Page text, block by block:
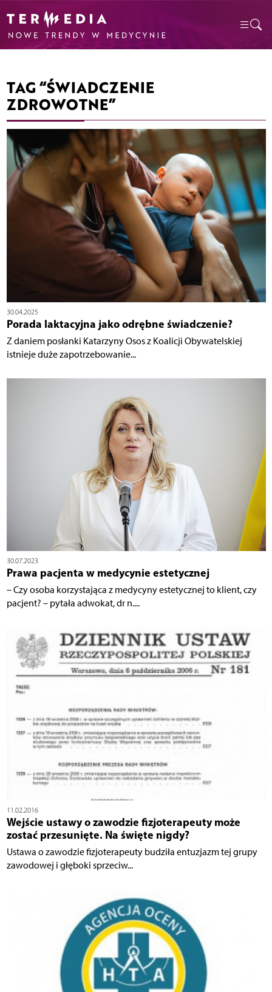
TAG “ŚWIADCZENIE
ZDROWOTNE”
30.04.2025
Porada laktacyjna jako odrębne świadczenie?
Z daniem posłanki Katarzyny Osos z Koalicji Obywatelskiej
istnieje duże zapotrzebowanie...
30.07.2023
Prawa pacjenta w medycynie estetycznej
– Czy osoba korzystająca z medycyny estetycznej to klient, czy
pacjent? – pytała adwokat, dr n....
11.02.2016
Wejście ustawy o zawodzie fizjoterapeuty może
zostać przesunięte. Na święte nigdy?
Ustawa o zawodzie fizjoterapeuty budziła entuzjazm tej grupy
zawodowej i głęboki sprzeciw...